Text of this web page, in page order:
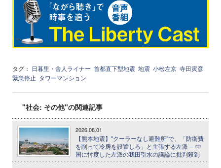
タグ： 日暮里・舎人ライナー 首都直下型地震 地震 小松左京 寺田寅彦
緊急停止 タワーマンション
"社会: その他"の関連記事
2026.08.01
【熊本地震】"クーラーなし避難所"で、「防衛費
を削って冷房を設置しろ」と主張する左派 ─ 中
国に忖度した左派の我田引水の議論に批判殺到